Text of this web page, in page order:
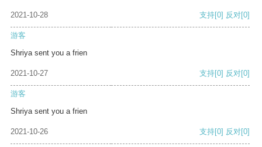
2021-10-28 支持[0] 反对[0]
游客
Shriya sent you a frien
2021-10-27 支持[0] 反对[0]
游客
Shriya sent you a frien
2021-10-26 支持[0] 反对[0]